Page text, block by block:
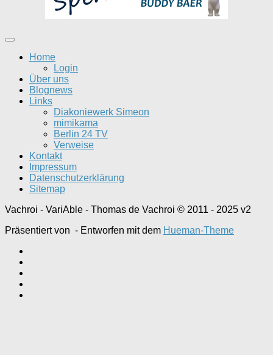
Home
Login
Über uns
Blognews
Links
Diakoniewerk Simeon
mimikama
Berlin 24 TV
Verweise
Kontakt
Impressum
Datenschutzerklärung
Sitemap
Vachroi - VariAble - Thomas de Vachroi © 2011 - 2025 v2
Präsentiert von - Entworfen mit dem Hueman-Theme